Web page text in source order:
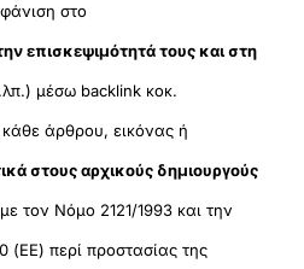
στο
επισκεψιμότητά τους και στη
μέσω backlink κοκ.
άρθρου, εικόνας ή
στους αρχικούς δημιουργούς
τον Νόμο 2121/1993 και την
(ΕΕ) περί προστασίας της